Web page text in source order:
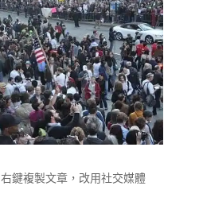
鍵複製文章，改用社交媒體